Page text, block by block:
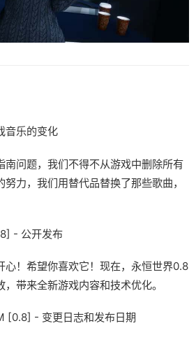
音乐的变化
南问题，我们不得不从游戏中删除所有
力，我们用替代品替换了那些歌曲，
- 公开发布
心！希望你喜欢它！现在，永恒世界0.8
带来全新游戏内容和技术优化。
[0.8] - 变更日志和发布日期